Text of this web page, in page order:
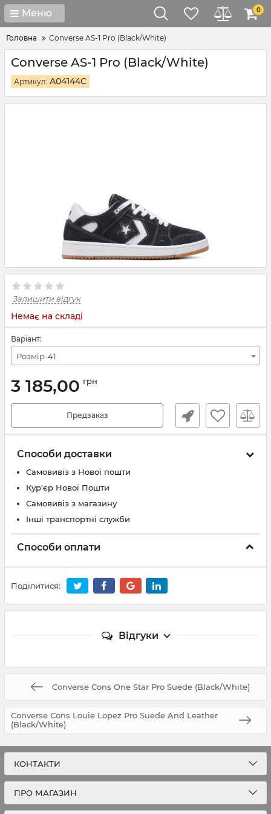
Меню 0
Головна Converse AS-1 Pro (Black/White)
Converse AS-1 Pro (Black/White)
Артикул: A04144C
Залишити відгук
Немає на складі
Варіант:
Розмір-41
3 185,00 грн
Предзаказ
Способи доставки
Самовивіз з Нової пошти
Кур'єр Нової Пошти
Самовивіз з магазину
Інші транспортні служби
Способи оплати
Поділитися:
Відгуки
Converse Cons One Star Pro Suede (Black/White)
Converse Cons Louie Lopez Pro Suede And Leather
(Black/White)
КОНТАКТИ
ПРО МАГАЗИН